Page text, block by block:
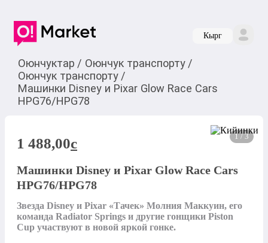
Кырг
Оюнчуктар / Оюнчук транспорту /
Оюнчук транспорту /
Машинки Disney и Pixar Glow Race Cars
HPG76/HPG78
1 / 3
1 488,00c
Машинки Disney и Pixar Glow Race Cars
HPG76/HPG78
Звезда Disney и Pixar «Тачек» Молния Маккуин, его
команда Radiator Springs и другие гонщики Piston
Cup участвуют в новой яркой гонке.